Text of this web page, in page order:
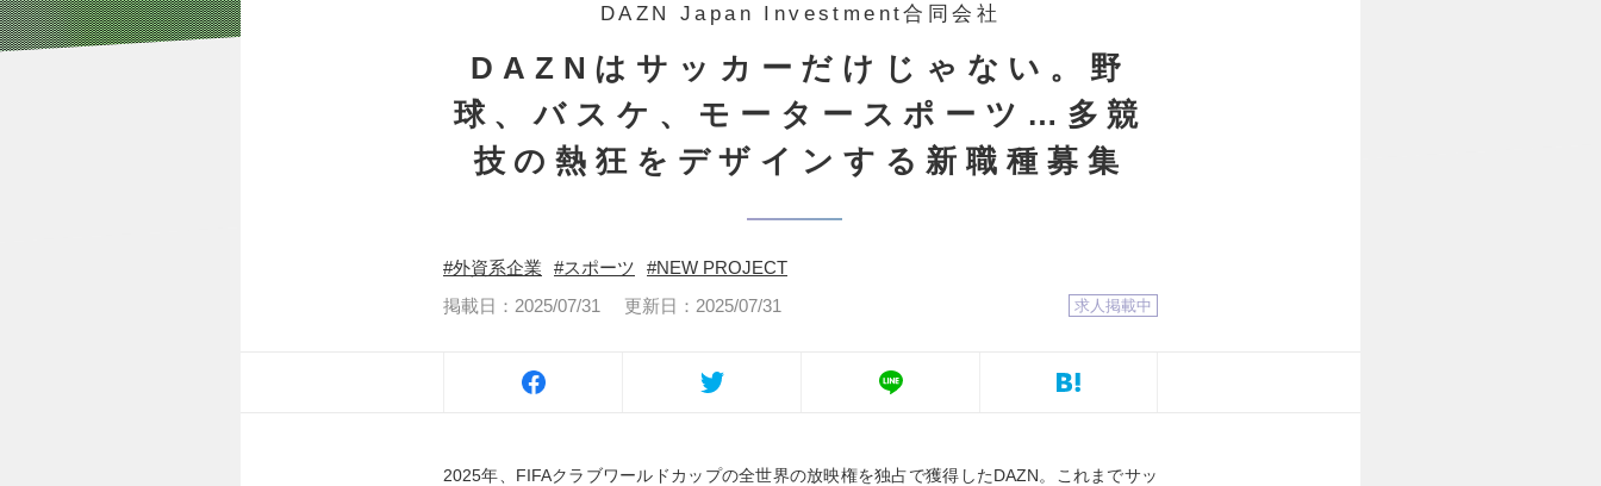
DAZN Japan Investment合同会社
DAZNはサッカーだけじゃない。野
球、バスケ、モータースポーツ…多競
技の熱狂をデザインする新職種募集
外資系企業 スポーツ
NEW PROJECT
掲載日：2025/07/31
更新日：2025/07/31 求人掲載中
2025年、FIFAクラブワールドカップの全世界の放映権を独占で獲得したDAZN。これまでサッ